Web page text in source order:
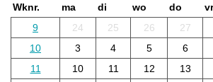
Wknr. ma di wo do vr
9
24 25 26 27
10
3 4 5 6
11
10 11 12 13